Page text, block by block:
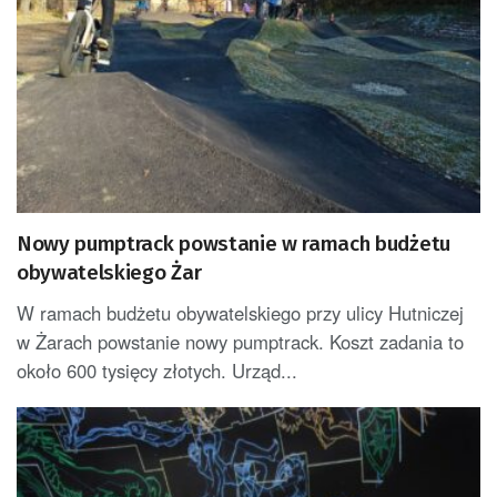
Nowy pumptrack powstanie w ramach budżetu
obywatelskiego Żar
W ramach budżetu obywatelskiego przy ulicy Hutniczej
w Żarach powstanie nowy pumptrack. Koszt zadania to
około 600 tysięcy złotych. Urząd...